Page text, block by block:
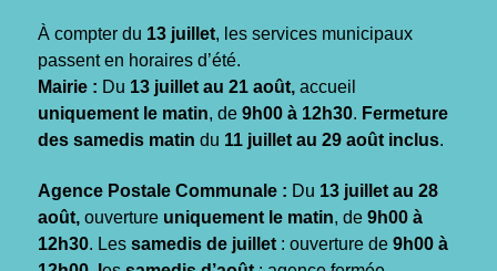
À compter du 13 juillet, les services municipaux
passent en horaires d’été.
Mairie : Du 13 juillet au 21 août, accueil
uniquement le matin, de 9h00 à 12h30. Fermeture
des samedis matin du 11 juillet au 29 août inclus.
Agence Postale Communale : Du 13 juillet au 28
août, ouverture uniquement le matin, de 9h00 à
12h30. Les samedis de juillet : ouverture de 9h00 à